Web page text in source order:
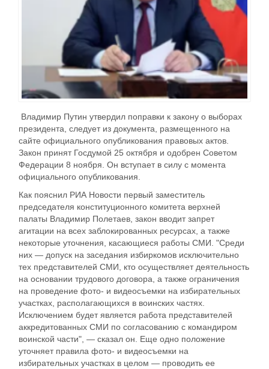
Владимир Путин утвердил поправки к закону о выборах
президента, следует из документа, размещенного на
сайте официального опубликования правовых актов.
Закон принят Госдумой 25 октября и одобрен Советом
Федерации 8 ноября. Он вступает в силу с момента
официального опубликования.
Как пояснил РИА Новости первый заместитель
председателя конституционного комитета верхней
палаты Владимир Полетаев, закон вводит запрет
агитации на всех заблокированных ресурсах, а также
некоторые уточнения, касающиеся работы СМИ. "Среди
них — допуск на заседания избиркомов исключительно
тех представителей СМИ, кто осуществляет деятельность
на основании трудового договора, а также ограничения
на проведение фото- и видеосъемки на избирательных
участках, располагающихся в воинских частях.
Исключением будет является работа представителей
аккредитованных СМИ по согласованию с командиром
воинской части", — сказал он. Еще одно положение
уточняет правила фото- и видеосъемки на
избирательных участках в целом — проводить ее